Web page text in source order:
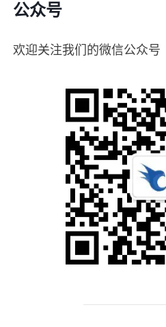
公众号
欢迎关注我们的微信公众号